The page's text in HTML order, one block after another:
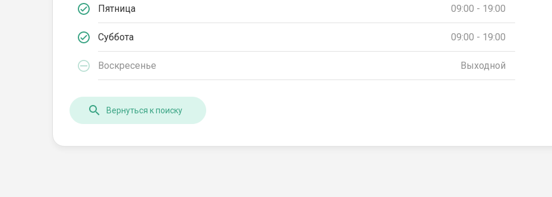
Пятница 09:00 - 19:00
Суббота 09:00 - 19:00
Воскресенье Выходной
Вернуться к поиску